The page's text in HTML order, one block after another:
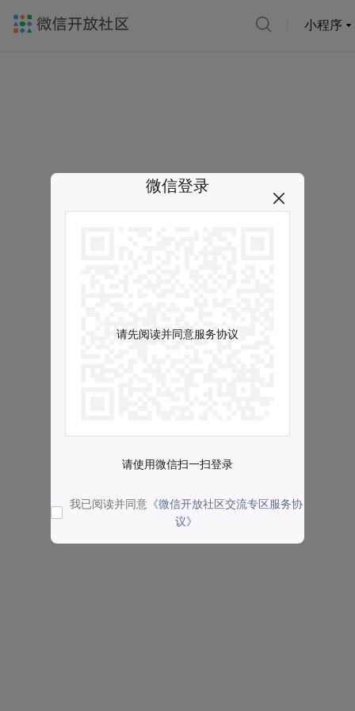
小程序
微信登录
请先阅读并同意服务协议
请使用微信扫一扫登录
我已阅读并同意 《微信开放社区交流专区服务协
议》